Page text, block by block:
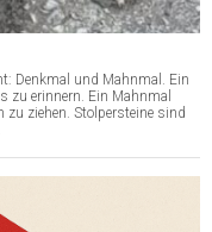
Denkmal und Mahnmal. Ein
zu erinnern. Ein Mahnmal
zu ziehen. Stolpersteine sind